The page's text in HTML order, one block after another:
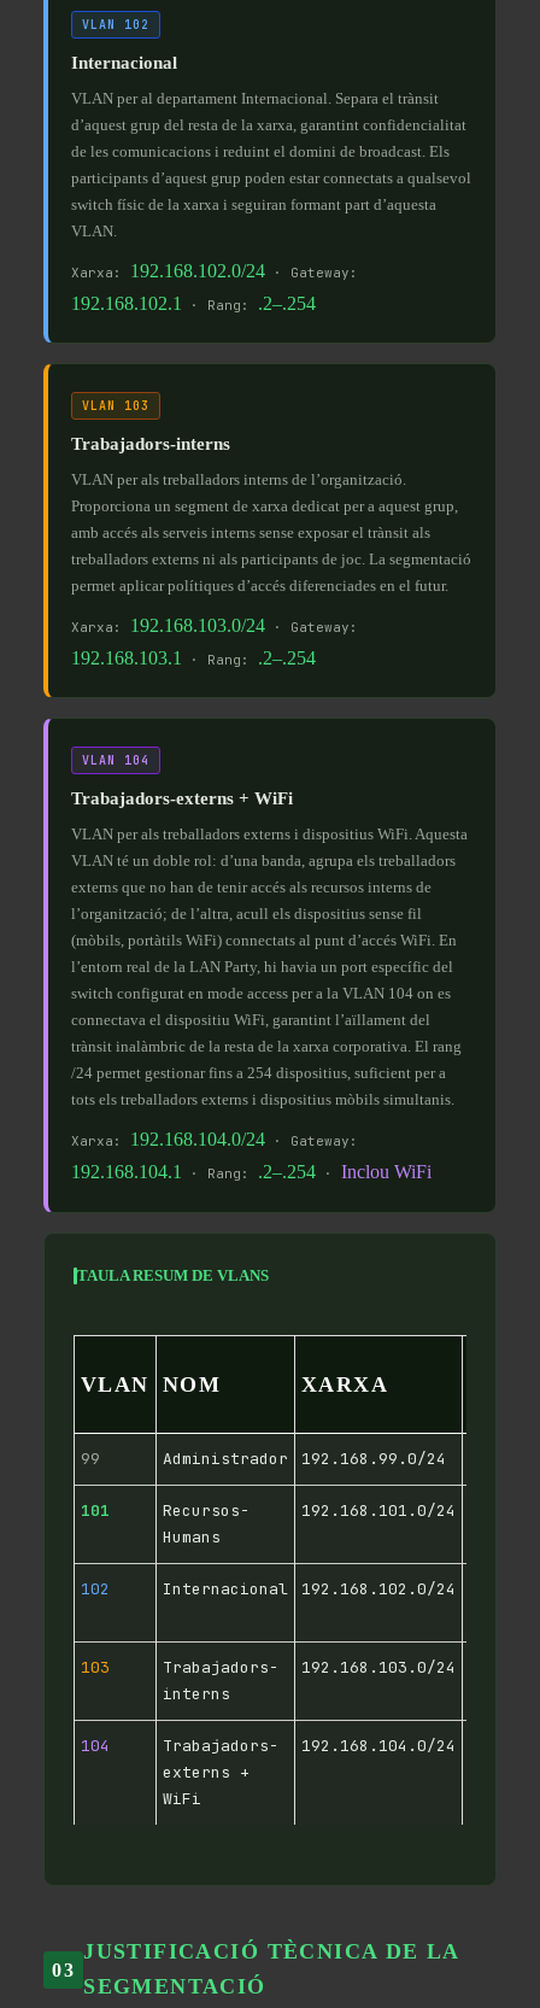
VLAN 102
Internacional
VLAN per al departament Internacional. Separa el trànsit
d’aquest grup del resta de la xarxa, garantint confidencialitat
de les comunicacions i reduint el domini de broadcast. Els
participants d’aquest grup poden estar connectats a qualsevol
switch físic de la xarxa i seguiran formant part d’aquesta
VLAN.
Xarxa: 192.168.102.0/24 · Gateway:
192.168.102.1 · Rang: .2–.254
VLAN 103
Trabajadors-interns
VLAN per als treballadors interns de l’organització.
Proporciona un segment de xarxa dedicat per a aquest grup,
amb accés als serveis interns sense exposar el trànsit als
treballadors externs ni als participants de joc. La segmentació
permet aplicar polítiques d’accés diferenciades en el futur.
Xarxa: 192.168.103.0/24 · Gateway:
192.168.103.1 · Rang: .2–.254
VLAN 104
Trabajadors-externs + WiFi
VLAN per als treballadors externs i dispositius WiFi. Aquesta
VLAN té un doble rol: d’una banda, agrupa els treballadors
externs que no han de tenir accés als recursos interns de
l’organització; de l’altra, acull els dispositius sense fil
(mòbils, portàtils WiFi) connectats al punt d’accés WiFi. En
l’entorn real de la LAN Party, hi havia un port específic del
switch configurat en mode access per a la VLAN 104 on es
connectava el dispositiu WiFi, garantint l’aïllament del
trànsit inalàmbric de la resta de la xarxa corporativa. El rang
/24 permet gestionar fins a 254 dispositius, suficient per a
tots els treballadors externs i dispositius mòbils simultanis.
Xarxa: 192.168.104.0/24 · Gateway:
192.168.104.1 · Rang: .2–.254 ·Inclou WiFi
TAULA RESUM DE VLANS
VLAN NOM XARXA
99 Administrador 192.168.99.0/24
101
Recursos-
Humans
192.168.101.0/24
102 Internacional 192.168.102.0/24
103
Trabajadors-
interns
192.168.103.0/24
104
Trabajadors-
externs +
WiFi
192.168.104.0/24
03
JUSTIFICACIÓ TÈCNICA DE LA
SEGMENTACIÓ